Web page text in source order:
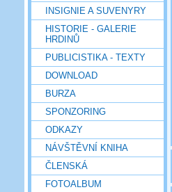
INSIGNIE A SUVENYRY
HISTORIE - GALERIE
HRDINŮ
PUBLICISTIKA - TEXTY
DOWNLOAD
BURZA
SPONZORING
ODKAZY
NÁVŠTĚVNÍ KNIHA
ČLENSKÁ
FOTOALBUM